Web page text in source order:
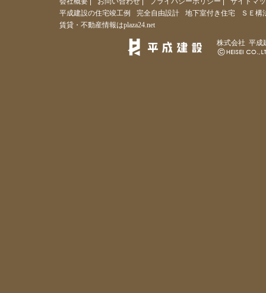
平成建設の住宅竣工例
完全自由設計 地下室付き住宅
ＳＥ構
賃貸・不動産情報はplaza24.net
株式会社 平